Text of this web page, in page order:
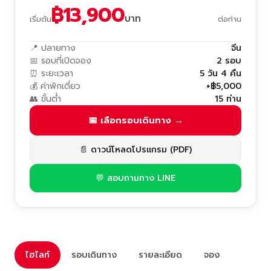
เริ่มต้น฿13,900บาท ต่อท่าน
📍 ปลายทาง
จีน
📅 รอบที่เปิดจอง
2 รอบ
⏰ ระยะเวลา
5 วัน 4 คืน
💰 ค่าพักเดี่ยว
+฿5,000
👥 ขั้นต่ำ
15 ท่าน
📅 เลือกรอบเดินทาง →
📄 ดาวน์โหลดโปรแกรม (PDF)
💬 สอบถามทาง LINE
ไฮไลท์ รอบเดินทาง รายละเอียด จอง